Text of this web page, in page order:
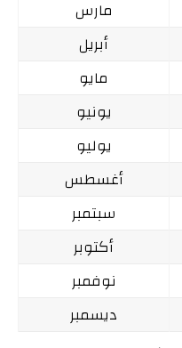
مارس
أبريل
مايو
يونيو
يوليو
أغسطس
سبتمبر
أكتوبر
نوفمبر
ديسمبر